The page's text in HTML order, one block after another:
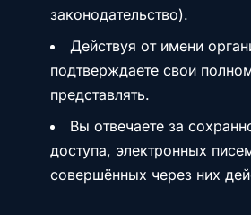
законодательство).
Действуя от имени
подтверждаете свои
представлять.
Вы отвечаете за
доступа, электронных
совершённых через них